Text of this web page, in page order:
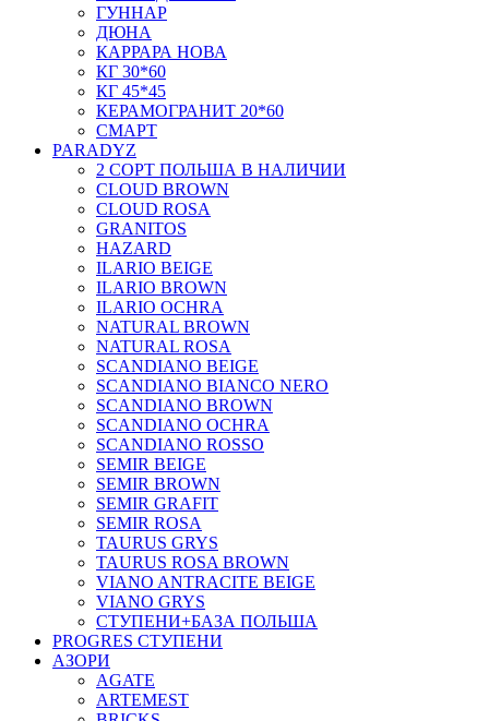
ГУННАР
ДЮНА
КАРРАРА НОВА
КГ 30*60
КГ 45*45
КЕРАМОГРАНИТ 20*60
СМАРТ
PARADYZ
2 СОРТ ПОЛЬША В НАЛИЧИИ
CLOUD BROWN
CLOUD ROSA
GRANITOS
HAZARD
ILARIO BEIGE
ILARIO BROWN
ILARIO OCHRA
NATURAL BROWN
NATURAL ROSA
SCANDIANO BEIGE
SCANDIANO BIANCO NERO
SCANDIANO BROWN
SCANDIANO OCHRA
SCANDIANO ROSSO
SEMIR BEIGE
SEMIR BROWN
SEMIR GRAFIT
SEMIR ROSA
TAURUS GRYS
TAURUS ROSA BROWN
VIANO ANTRACITE BEIGE
VIANO GRYS
СТУПЕНИ+БАЗА ПОЛЬША
PROGRES СТУПЕНИ
АЗОРИ
AGATE
ARTEMEST